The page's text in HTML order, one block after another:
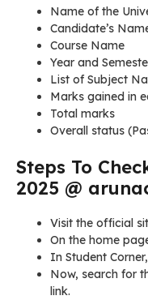
Name of the
Candidate’s
Course Name
Year and
List of Subject
Marks gained in
Total marks
Overall status
Steps To
2025 @
Visit the official
On the home
In Student
Now, search for
link.